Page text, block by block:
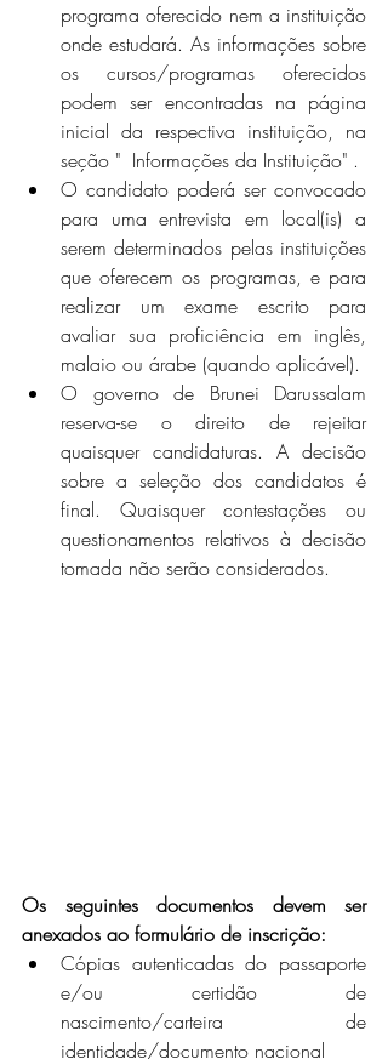
programa oferecido nem a instituição
onde estudará. As informações sobre
os cursos/programas oferecidos
podem ser encontradas na página
inicial da respectiva instituição, na
seção "  Informações da Instituição" .
O candidato poderá ser convocado
para uma entrevista em local(is) a
serem determinados pelas instituições
que oferecem os programas, e para
realizar um exame escrito para
avaliar sua proficiência em inglês,
malaio ou árabe (quando aplicável).
O governo de Brunei Darussalam
reserva-se o direito de rejeitar
quaisquer candidaturas. A decisão
sobre a seleção dos candidatos é
final. Quaisquer contestações ou
questionamentos relativos à decisão
tomada não serão considerados.
Os seguintes documentos devem ser
anexados ao formulário de inscrição:
Cópias autenticadas do passaporte
e/ou certidão de
nascimento/carteira de
identidade/documento nacional